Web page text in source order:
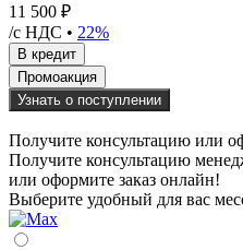
11 500 ₽
/с НДС • 22%
Узнать о поступлении
Получите консультацию или
Получите консультацию
или оформите заказ онлайн!
Выберите удобный для вас